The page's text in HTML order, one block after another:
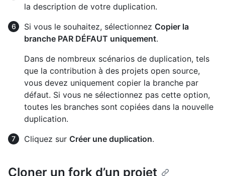
la description de votre duplication.
Si vous le souhaitez, sélectionnez Copier la
branche PAR DÉFAUT uniquement.
Dans de nombreux scénarios de duplication, tels
que la contribution à des projets open source,
vous devez uniquement copier la branche par
défaut. Si vous ne sélectionnez pas cette option,
toutes les branches sont copiées dans la nouvelle
duplication.
Cliquez sur Créer une duplication.
Cloner un fork d’un projet